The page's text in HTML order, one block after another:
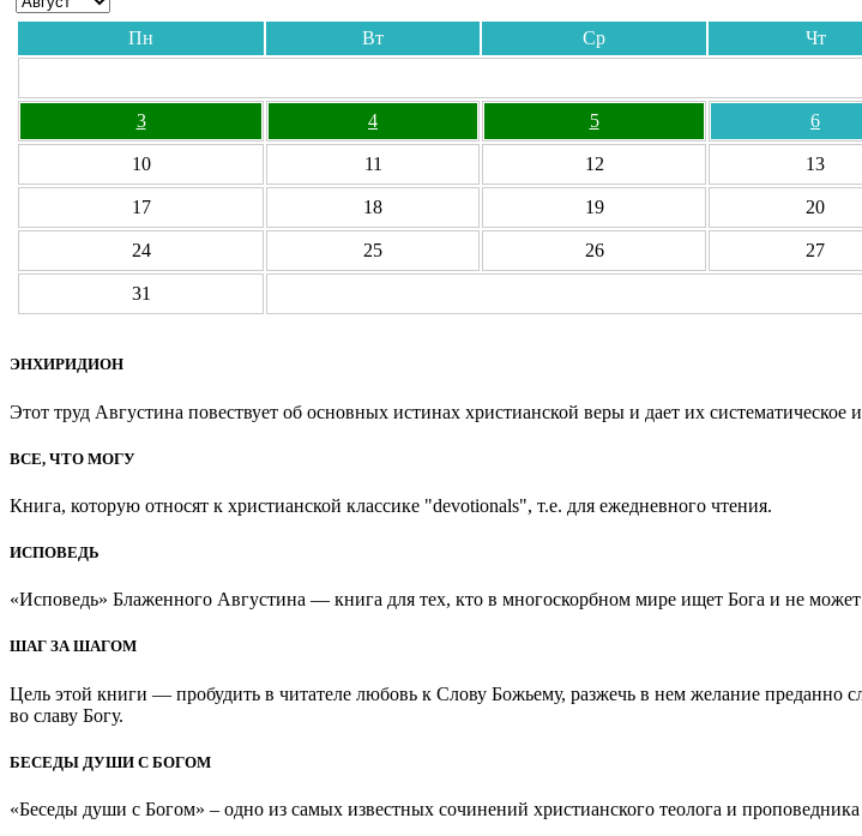
Пн Вт Ср Чт
3 4 5 6
10 11 12 13
17 18 19 20
24 25 26 27
31
ЭНХИРИДИОН
Этот труд Августина повествует об основных истинах христианской веры и дает их систематическое
ВСЕ, ЧТО МОГУ
Книга, которую относят к христианской классике "devotionals", т.е. для ежедневного чтения.
ИСПОВЕДЬ
«Исповедь» Блаженного Августина — книга для тех, кто в многоскорбном мире ищет Бога и не может
ШАГ ЗА ШАГОМ
Цель этой книги — пробудить в читателе любовь к Слову Божьему, разжечь в нем желание
во славу Богу.
БЕСЕДЫ ДУШИ С БОГОМ
«Беседы души с Богом» – одно из самых известных сочинений христианского теолога и